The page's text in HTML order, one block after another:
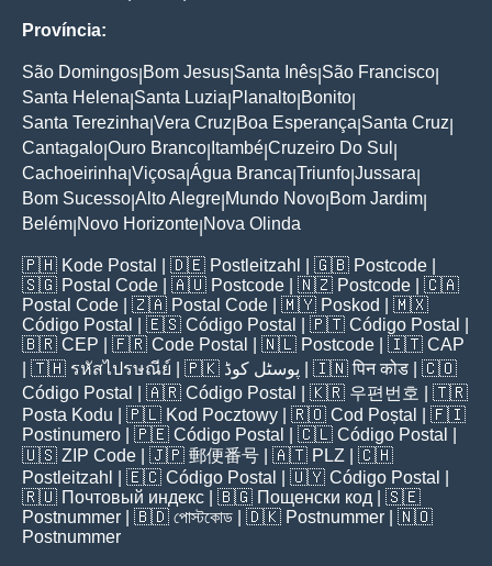
Província:
São Domingos Bom Jesus Santa Inês São Francisco
Santa Helena Santa Luzia Planalto Bonito
Santa Terezinha Vera Cruz Boa Esperança Santa Cruz
Cantagalo Ouro Branco Itambé Cruzeiro Do Sul
Cachoeirinha Viçosa Água Branca Triunfo Jussara
Bom Sucesso Alto Alegre Mundo Novo Bom Jardim
Belém Novo Horizonte Nova Olinda
🇵🇭 Kode Postal | 🇩🇪 Postleitzahl | 🇬🇧 Postcode
🇸🇬 Postal Code | 🇦🇺 Postcode | 🇳🇿 Postcode | 🇨🇦
Postal Code | 🇿🇦 Postal Code | 🇲🇾 Poskod
| 🇲🇽
Código Postal
| 🇪🇸 Código Postal | 🇵🇹 Código Postal
🇧🇷 CEP | 🇫🇷 Code Postal | 🇳🇱 Postcode | 🇮🇹 CAP
| 🇹🇭 รหัสไปรษณีย์ | 🇵🇰 پوسٹل کوڈ | 🇮🇳पिन कोड | 🇨🇴
Código Postal
| 🇦🇷 Código Postal | 🇰🇷 우편번호
| 🇹🇷
Posta Kodu | 🇵🇱 Kod Pocztowy | 🇷🇴 Cod Poștal
| 🇫🇮
Postinumero | 🇵🇪 Código Postal | 🇨🇱 Código Postal
🇺🇸 ZIP Code | 🇯🇵 郵便番号 | 🇦🇹 PLZ | 🇨🇭
Postleitzahl
| 🇪🇨 Código Postal | 🇺🇾 Código Postal
🇷🇺 Почтовый индекс | 🇧🇬 Пощенски код | 🇸🇪
Postnummer | 🇧🇩 পোস্টকোড | 🇩🇰 Postnummer | 🇳🇴
Postnummer